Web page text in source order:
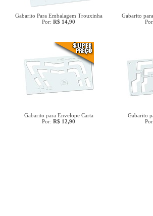
Gabarito Para Embalagem Trouxinha
Por: R$ 14,90
Gabarito
Gabarito para Envelope Carta
Por: R$ 12,90
Gabarito